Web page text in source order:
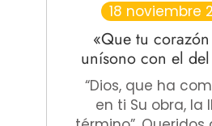
18 noviembre
«Que tu
unísono con el
“Dios, que ha
en ti Su obra, la